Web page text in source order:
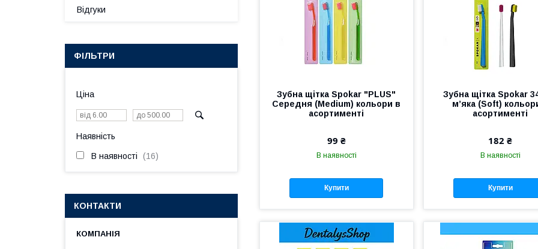
Зубна щітка Spokar "PLUS"
Cередня (Medium) кольори в
асортименті
99 ₴
В наявності
Купити
Зубна щітка Spokar
м’яка (Soft)
асортименті
182 ₴
В наявності
Купити
Відгуки
ФІЛЬТРИ
Ціна
Наявність
В наявності 16
КОНТАКТИ